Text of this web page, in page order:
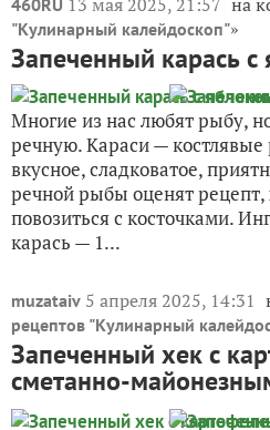
"Кулинарный калейдоскоп"»
Запеченный карась
Многие из нас любят рыбу,
речную. Караси —
вкусное, сладковатое,
речной рыбы оценят рецепт,
повозиться с косточками.
карась — 1...
muzataiv 5 апреля 2025, 14:31
рецептов "Кулинарный
Запеченный хек с
сметанно-